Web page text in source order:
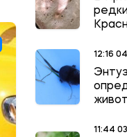
12:16
11:44